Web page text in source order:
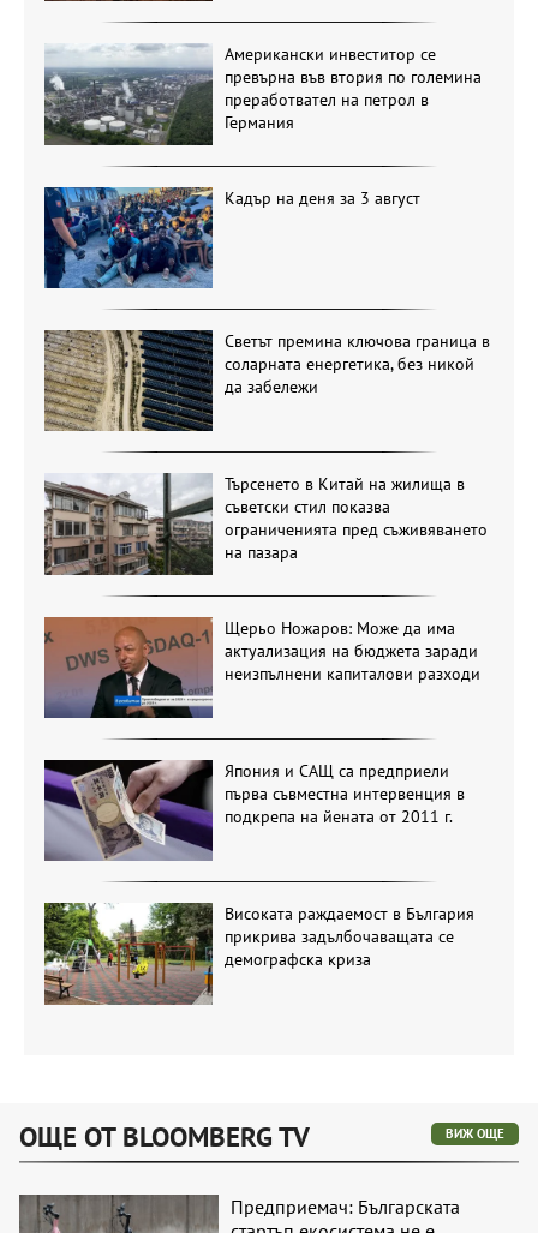
Американски инвеститор се
превърна във втория по големина
преработвател на петрол в
Германия
Кадър на деня за 3 август
Светът премина ключова граница в
соларната енергетика, без никой
да забележи
Търсенето в Китай на жилища в
съветски стил показва
ограниченията пред съживяването
на пазара
Щерьо Ножаров: Може да има
актуализация на бюджета заради
неизпълнени капиталови разходи
Япония и САЩ са предприели
първа съвместна интервенция в
подкрепа на йената от 2011 г.
Високата раждаемост в България
прикрива задълбочаващата се
демографска криза
ОЩЕ ОТ BLOOMBERG TV ВИЖ ОЩЕ
Предприемач: Българската